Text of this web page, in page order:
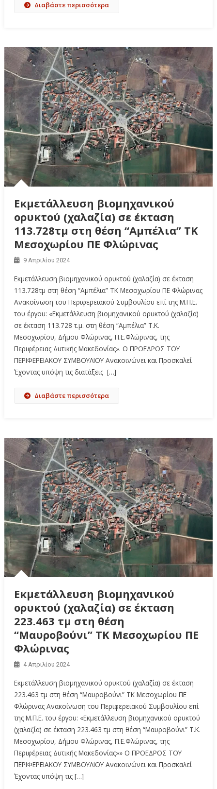
Διαβάστε περισσότερα
Εκμετάλλευση βιομηχανικού
ορυκτού (χαλαζία) σε έκταση
113.728τμ στη θέση “Αμπέλια” ΤΚ
Μεσοχωρίου ΠΕ Φλώρινας
9 Απριλίου 2024
Εκμετάλλευση βιομηχανικού ορυκτού (χαλαζία) σε έκταση
113.728τμ στη θέση “Αμπέλια” ΤΚ Μεσοχωρίου ΠΕ Φλώρινας
Ανακοίνωση του Περιφερειακού Συμβουλίου επί της Μ.Π.Ε.
του έργου: «Εκμετάλλευση βιομηχανικού ορυκτού (χαλαζία)
σε έκταση 113.728 τ.μ. στη θέση “Αμπέλια” Τ.Κ.
Μεσοχωρίου, Δήμου Φλώρινας, Π.Ε.Φλώρινας, της
Περιφέρειας Δυτικής Μακεδονίας». Ο ΠΡΟΕΔΡΟΣ ΤΟΥ
ΠΕΡΙΦΕΡΕΙΑΚΟΥ ΣΥΜΒΟΥΛΙΟΥ Ανακοινώνει και Προσκαλεί
Έχοντας υπόψη τις διατάξεις […]
Διαβάστε περισσότερα
Εκμετάλλευση βιομηχανικού
ορυκτού (χαλαζία) σε έκταση
223.463 τμ στη θέση
“Μαυροβούνι” ΤΚ Μεσοχωρίου ΠΕ
Φλώρινας
4 Απριλίου 2024
Εκμετάλλευση βιομηχανικού ορυκτού (χαλαζία) σε έκταση
223.463 τμ στη θέση “Μαυροβούνι” ΤΚ Μεσοχωρίου ΠΕ
Φλώρινας Ανακοίνωση του Περιφερειακού Συμβουλίου επί
της Μ.Π.Ε. του έργου: «Εκμετάλλευση βιομηχανικού ορυκτού
(χαλαζία) σε έκταση 223.463 τμ στη θέση “Μαυροβούνι” Τ.Κ.
Μεσοχωρίου, Δήμου Φλώρινας, Π.Ε.Φλώρινας, της
Περιφέρειας Δυτικής Μακεδονίας»» Ο ΠΡΟΕΔΡΟΣ ΤΟΥ
ΠΕΡΙΦΕΡΕΙΑΚΟΥ ΣΥΜΒΟΥΛΙΟΥ Ανακοινώνει και Προσκαλεί
Έχοντας υπόψη τις […]